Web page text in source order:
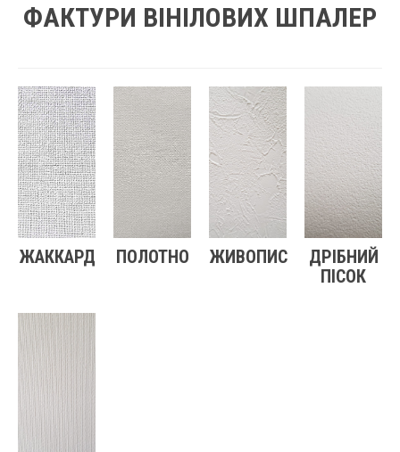
ФАКТУРИ ВІНІЛОВИХ ШПАЛЕР
ЖАККАРД ПОЛОТНО ЖИВОПИС
ДРІБНИЙ
ПІСОК